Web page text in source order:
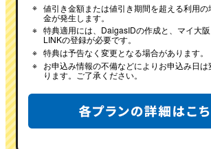
※ 値引き金額または値引き期間を超える利用
金が発生します。
※ 特典適用には、DaigasIDの作成と、マイ大
LINKの登録が必要です。
※ 特典は予告なく変更となる場合があります。
※ お申込み情報の不備などによりお申込み日
ります。ご了承ください。